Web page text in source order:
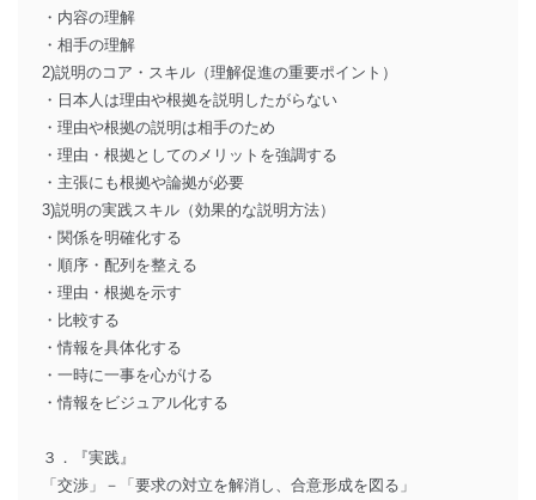
・内容の理解
・相手の理解
2)説明のコア・スキル（理解促進の重要ポイント）
・日本人は理由や根拠を説明したがらない
・理由や根拠の説明は相手のため
・理由・根拠としてのメリットを強調する
・主張にも根拠や論拠が必要
3)説明の実践スキル（効果的な説明方法）
・関係を明確化する
・順序・配列を整える
・理由・根拠を示す
・比較する
・情報を具体化する
・一時に一事を心がける
・情報をビジュアル化する
３．『実践』
「交渉」－「要求の対立を解消し、合意形成を図る」